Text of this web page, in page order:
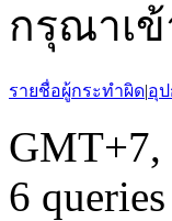
กรุณาเ
รายชื่อผู้กระทำผิด|อุ
GMT+7,
6